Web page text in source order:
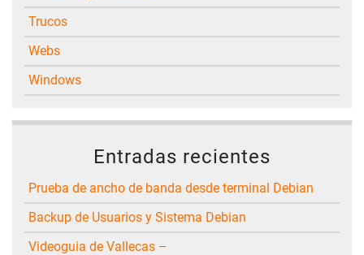
Trucos
Webs
Windows
Entradas recientes
Prueba de ancho de banda desde terminal Debian
Backup de Usuarios y Sistema Debian
Videoguia de Vallecas –